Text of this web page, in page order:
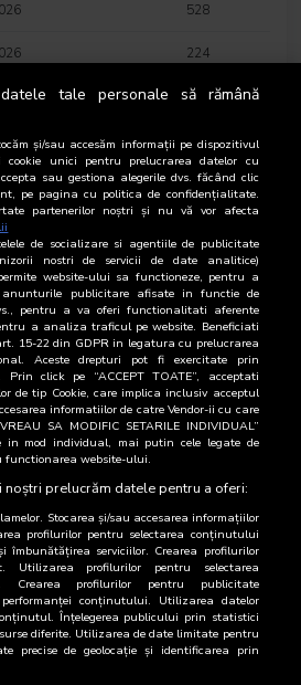
528
224
310
550
572
547
516
222
307
647
512
tale personale să rămână
și/sau accesăm informații pe dispozitivul
cookie unici pentru prelucrarea datelor cu
sau gestiona alegerile dvs. făcând clic
pe pagina cu politica de confidențialitate.
partenerilor noștri și nu vă vor afecta
de socializare si agentiile de publicitate
nostri de servicii de date analitice)
website-ului sa functioneze, pentru a
publicitare afisate in functie de
pentru a va oferi functionalitati aferente
a analiza traficul pe website. Beneficiati
15-22 din GDPR in legatura cu prelucrarea
Aceste drepturi pot fi exercitate prin
. Prin click pe “ACCEPT TOATE”, acceptati
de tip Cookie, care implica inclusiv acceptul
informatiilor de catre Vendor-ii cu care
SA MODIFIC SETARILE INDIVIDUAL”
in mod individual, mai putin cele legate de
functionarea website-ului.
noștri prelucrăm datele pentru a oferi:
Stocarea și/sau accesarea informațiilor
profilurilor pentru selectarea conținutului
îmbunătățirea serviciilor. Crearea profilurilor
Utilizarea profilurilor pentru selectarea
Crearea profilurilor pentru publicitate
conținutului. Utilizarea datelor
Înțelegerea publicului prin statistici
diferite. Utilizarea de date limitate pentru
precise de geolocație și identificarea prin